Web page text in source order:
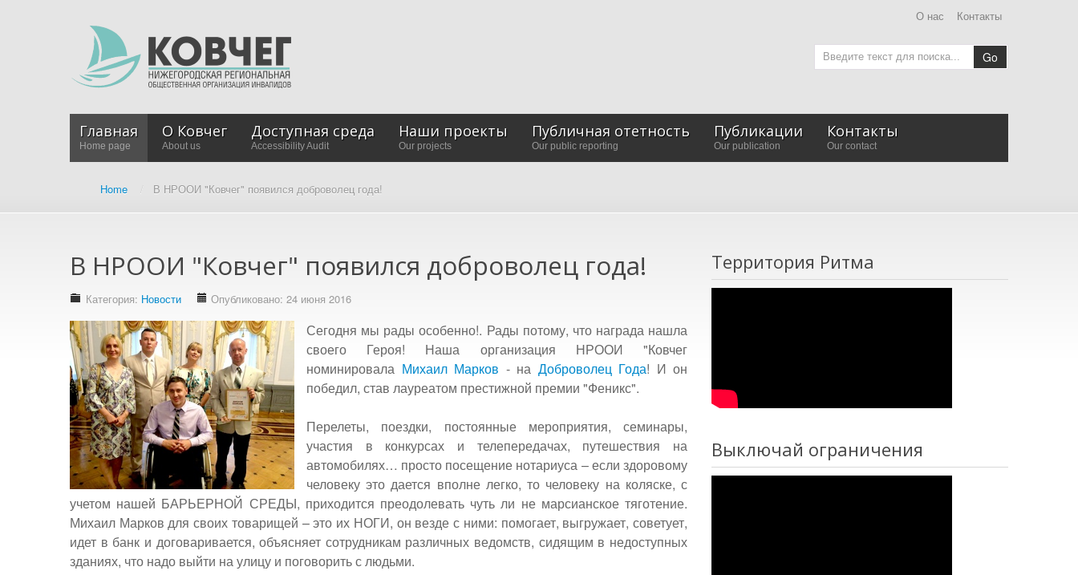
О нас Контакты
Go
Главная
Home page
О Ковчег
About us
Доступная среда
Accessibility Audit
Наши проекты
Our projects
Публичная отетность
Our public reporting
Публикации
Our publication
Контакты
Our contact
Home В НРООИ "Ковчег" появился доброволец года!
В НРООИ "Ковчег" появился доброволец года!
Категория: Новости Опубликовано: 24 июня 2016
Сегодня мы рады особенно!. Рады потому, что награда нашла
своего Героя! Наша организация НРООИ "Ковчег
номинировала Михаил Марков - на Доброволец Года! И он
победил, став лауреатом престижной премии "Феникс".
Перелеты, поездки, постоянные мероприятия, семинары,
участия в конкурсах и телепередачах, путешествия на
автомобилях… просто посещение нотариуса – если здоровому
человеку это дается вполне легко, то человеку на коляске, с
учетом нашей БАРЬЕРНОЙ СРЕДЫ, приходится преодолевать чуть ли не марсианское тяготение.
Михаил Марков для своих товарищей – это их НОГИ, он везде с ними: помогает, выгружает, советует,
идет в банк и договаривается, объясняет сотрудникам различных ведомств, сидящим в недоступных
зданиях, что надо выйти на улицу и поговорить с людьми.
Территория Ритма
Выключай ограничения